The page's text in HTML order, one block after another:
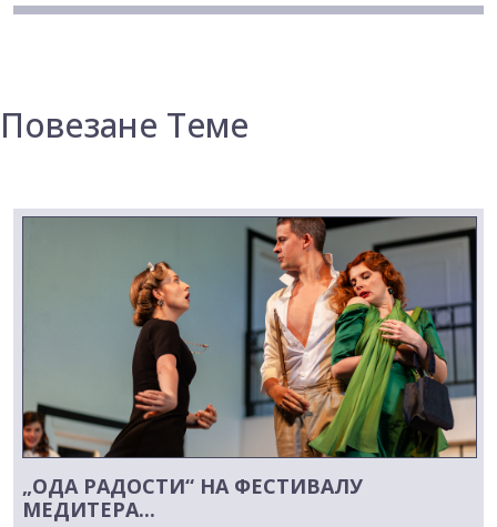
Повезане Теме
„ОДА РАДОСТИ“ НА ФЕСТИВАЛУ
МЕДИТЕРА...